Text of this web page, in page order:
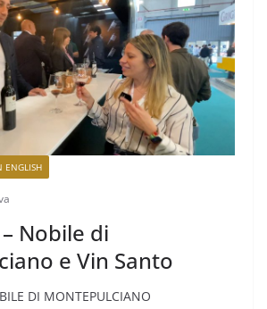
– Nobile di
e Vin Santo
DI MONTEPULCIANO